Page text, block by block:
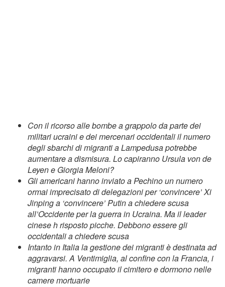
Con il ricorso alle bombe a grappolo da parte dei
militari ucraini e dei mercenari occidentali il numero
degli sbarchi di migranti a Lampedusa potrebbe
aumentare a dismisura. Lo capiranno Ursula von de
Leyen e Giorgia Meloni?
Gli americani hanno inviato a Pechino un numero
ormai imprecisato di delegazioni per ‘convincere’ Xi
Jinping a ‘convincere’ Putin a chiedere scusa
all’Occidente per la guerra in Ucraina. Ma il leader
cinese h risposto picche. Debbono essere gli
occidentali a chiedere scusa
Intanto in Italia la gestione dei migranti è destinata ad
aggravarsi. A Ventimiglia, al confine con la Francia, i
migranti hanno occupato il cimitero e dormono nelle
camere mortuarie